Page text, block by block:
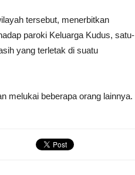
tersebut, menerbitkan
paroki Keluarga Kudus, satu-
yang terletak di suatu
melukai beberapa orang lainnya.